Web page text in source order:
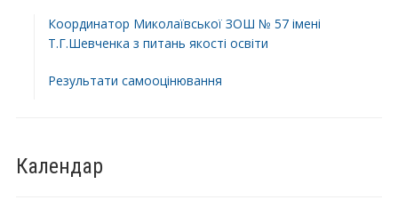
Координатор Миколаївської ЗОШ № 57 імені
Т.Г.Шевченка з питань якості освіти
Результати самооцінювання
Календар